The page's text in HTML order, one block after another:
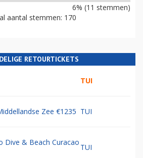
6% (11 stemmen)
aantal stemmen: 170
RETOURTICKETS
TUI
Zee €1235 TUI
Dive & Beach Curacao
TUI